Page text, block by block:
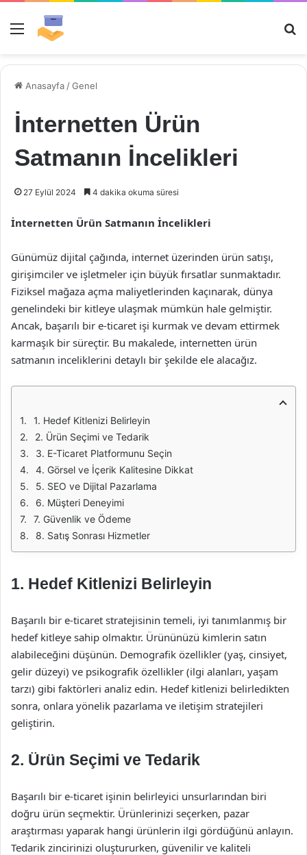
Menü
Anasayfa /Genel
İnternetten Ürün
Satmanın İncelikleri
27 Eylül 2024 4 dakika okuma süresi
İnternetten Ürün Satmanın İncelikleri
Günümüz dijital çağında, internet üzerinden ürün satışı,
girişimciler ve işletmeler için büyük fırsatlar sunmaktadır.
Fiziksel mağaza açma maliyetlerinden kaçınarak, dünya
genelindeki bir kitleye ulaşmak mümkün hale gelmiştir.
Ancak, başarılı bir e-ticaret işi kurmak ve devam ettirmek
karmaşık bir süreçtir. Bu makalede, internetten ürün
satmanın inceliklerini detaylı bir şekilde ele alacağız.
1. Hedef Kitlenizi Belirleyin
2. Ürün Seçimi ve Tedarik
3. E-Ticaret Platformunu Seçin
4. Görsel ve İçerik Kalitesine Dikkat
5. SEO ve Dijital Pazarlama
6. Müşteri Deneyimi
7. Güvenlik ve Ödeme
8. Satış Sonrası Hizmetler
1. Hedef Kitlenizi Belirleyin
Başarılı bir e-ticaret stratejisinin temeli, iyi tanımlanmış bir
hedef kitleye sahip olmaktır. Ürününüzü kimlerin satın
alabileceğini düşünün. Demografik özellikler (yaş, cinsiyet,
gelir düzeyi) ve psikografik özellikler (ilgi alanları, yaşam
tarzı) gibi faktörleri analiz edin. Hedef kitlenizi belirledikten
sonra, onlara yönelik pazarlama ve iletişim stratejileri
geliştirin.
2. Ürün Seçimi ve Tedarik
Başarılı bir e-ticaret işinin belirleyici unsurlarından biri
doğru ürün seçmektir. Ürünlerinizi seçerken, pazar
araştırması yaparak hangi ürünlerin ilgi gördüğünü anlayın.
Tedarik zincirinizi oluştururken, güvenilir ve kaliteli